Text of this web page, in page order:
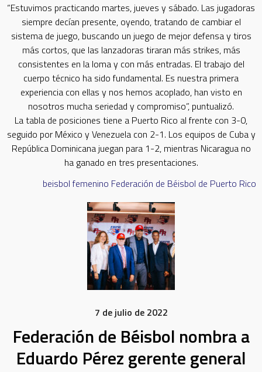
“Estuvimos practicando martes, jueves y sábado. Las jugadoras
siempre decían presente, oyendo, tratando de cambiar el
sistema de juego, buscando un juego de mejor defensa y tiros
más cortos, que las lanzadoras tiraran más strikes, más
consistentes en la loma y con más entradas. El trabajo del
cuerpo técnico ha sido fundamental. Es nuestra primera
experiencia con ellas y nos hemos acoplado, han visto en
nosotros mucha seriedad y compromiso”, puntualizó.
La tabla de posiciones tiene a Puerto Rico al frente con 3-0,
seguido por México y Venezuela con 2-1. Los equipos de Cuba y
República Dominicana juegan para 1-2, mientras Nicaragua no
ha ganado en tres presentaciones.
beisbol femenino Federación de Béisbol de Puerto Rico
7 de julio de 2022
Federación de Béisbol nombra a
Eduardo Pérez gerente general